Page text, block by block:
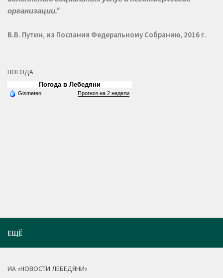
организации."
В.В. Путин, из Послания Федеральному Собранию, 2016 г.
ПОГОДА
Погода в Лебедяни
Gismeteo Прогноз на 2 недели
ЕЩЁ
ИА «НОВОСТИ ЛЕБЕДЯНИ»